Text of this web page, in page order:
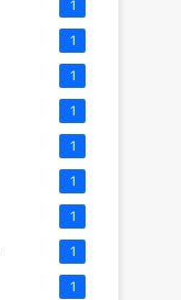
1
1
1
1
1
1
1
1
1